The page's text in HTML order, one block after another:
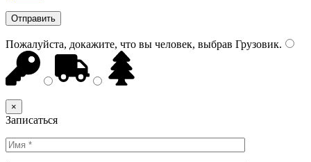
Пожалуйста, докажите, что вы человек, выбрав Грузовик.
×
Записаться